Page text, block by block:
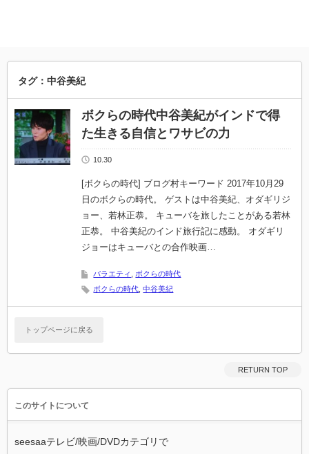
タグ：中谷美紀
ボクらの時代中谷美紀がインドで得
た生きる自信とワサビの力
10.30
[ボクらの時代] ブログ村キーワード 2017年10月29
日のボクらの時代。 ゲストは中谷美紀、オダギリジ
ョー、若林正恭。 キューバを旅したことがある若林
正恭。 中谷美紀のインド旅行記に感動。 オダギリ
ジョーはキューバとの合作映画…
バラエティ
ボクらの時代
ボクらの時代 ,中谷美紀
トップページに戻る
RETURN TOP
このサイトについて
seesaaテレビ/映画/DVDカテゴリで